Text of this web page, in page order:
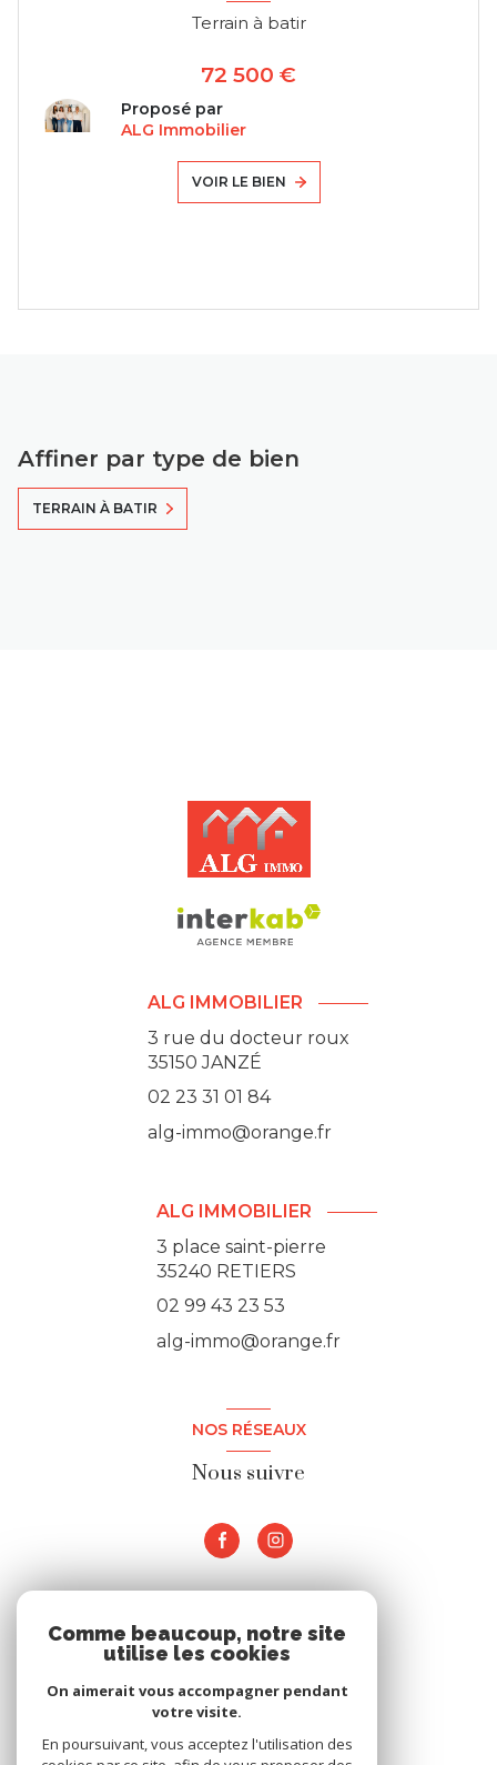
Terrain à batir
72 500 €
Proposé par
ALG Immobilier
VOIR LE BIEN
Affiner par type de bien
TERRAIN À BATIR
ALG IMMOBILIER
3 rue du docteur roux
35150JANZÉ
02 23 31 01 84
alg-immo@orange.fr
ALG IMMOBILIER
3 place saint-pierre
35240 RETIERS
02 99 43 23 53
alg-immo@orange.fr
NOS RÉSEAUX
Nous suivre
ADHÉRENTS
Nous adhérons
Comme beaucoup, notre site
utilise les cookies
On aimerait vous accompagner pendant
votre visite.
En poursuivant, vous acceptez l'utilisation des